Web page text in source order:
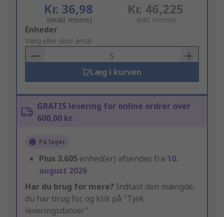
Kr. 36,98
(ekskl. moms)
Kr. 46,225
(inkl. moms)
Add
to
Basket
Enheder
Vælg eller skriv antal
Læg i kurven
GRATIS levering for online ordrer over
600,00 kr.
På lager
Plus 3.605 enhed(er) afsendes fra 10.
august 2026
Har du brug for mere? Indtast den mængde,
du har brug for, og klik på "Tjek
leveringsdatoer"